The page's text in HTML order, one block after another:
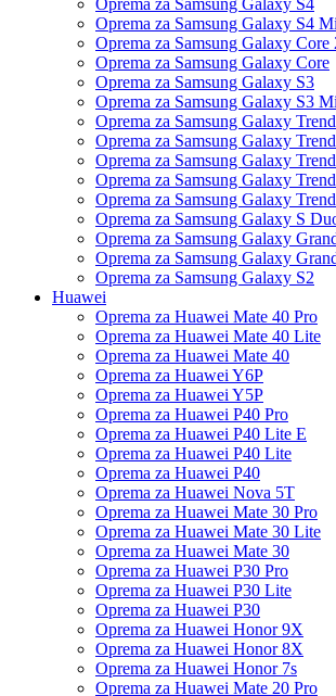
Oprema za Samsung Galaxy S4
Oprema za Samsung Galaxy S4
Oprema za Samsung Galaxy Core
Oprema za Samsung Galaxy Core
Oprema za Samsung Galaxy S3
Oprema za Samsung Galaxy S3
Oprema za Samsung Galaxy
Oprema za Samsung Galaxy
Oprema za Samsung Galaxy
Oprema za Samsung Galaxy Trend
Oprema za Samsung Galaxy
Oprema za Samsung Galaxy S
Oprema za Samsung Galaxy
Oprema za Samsung Galaxy
Oprema za Samsung Galaxy S2
Huawei
Oprema za Huawei Mate 40 Pro
Oprema za Huawei Mate 40 Lite
Oprema za Huawei Mate 40
Oprema za Huawei Y6P
Oprema za Huawei Y5P
Oprema za Huawei P40 Pro
Oprema za Huawei P40 Lite E
Oprema za Huawei P40 Lite
Oprema za Huawei P40
Oprema za Huawei Nova 5T
Oprema za Huawei Mate 30 Pro
Oprema za Huawei Mate 30 Lite
Oprema za Huawei Mate 30
Oprema za Huawei P30 Pro
Oprema za Huawei P30 Lite
Oprema za Huawei P30
Oprema za Huawei Honor 9X
Oprema za Huawei Honor 8X
Oprema za Huawei Honor 7s
Oprema za Huawei Mate 20 Pro